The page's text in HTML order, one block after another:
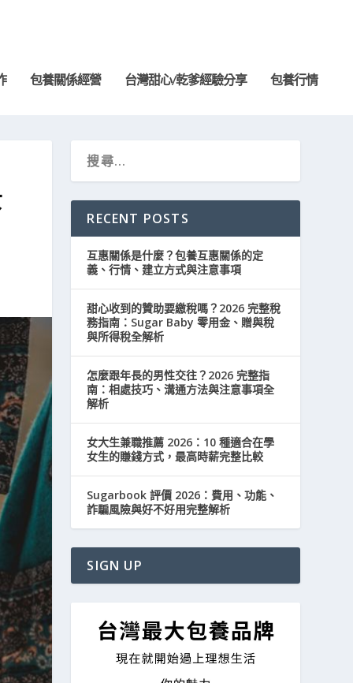
包養關係經營 台灣甜心/乾爹經驗分享 包養行情
RECENT POSTS
互惠關係是什麼？包養互惠關係的定
義、行情、建立方式與注意事項
甜心收到的贊助要繳稅嗎？2026 完整稅
務指南：Sugar Baby 零用金、贈與稅
與所得稅全解析
怎麼跟年長的男性交往？2026 完整指
南：相處技巧、溝通方法與注意事項全
解析
女大生兼職推薦 2026：10 種適合在學
女生的賺錢方式，最高時薪完整比較
Sugarbook 評價 2026：費用、功能、
詐騙風險與好不好用完整解析
SIGN UP